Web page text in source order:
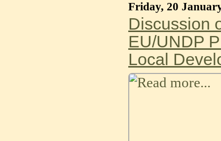
Friday, 20
Discussion
EU/UNDP
Local